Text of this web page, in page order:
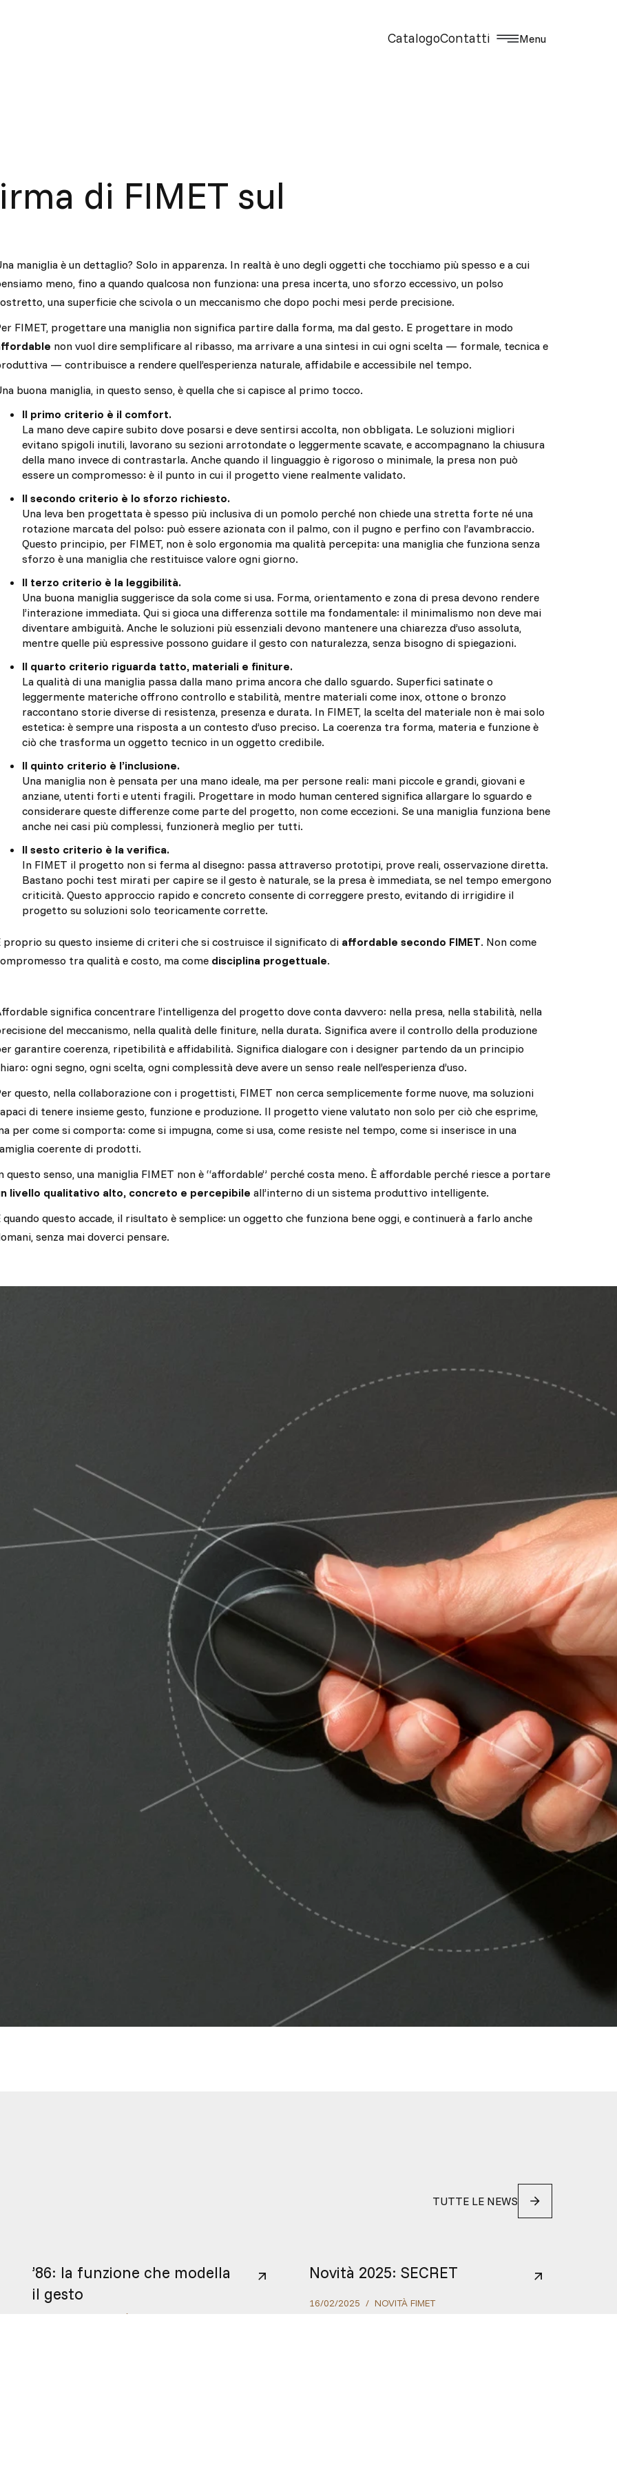
CatalogoContatti Menu
di FIMET sul
maniglia è un dettaglio? Solo in apparenza. In realtà è uno degli oggetti che tocchiamo più spesso e a cui
meno, fino a quando qualcosa non funziona: una presa incerta, uno sforzo eccessivo, un polso
una superficie che scivola o un meccanismo che dopo pochi mesi perde precisione.
FIMET, progettare una maniglia non significa partire dalla forma, ma dal gesto. E progettare in modo
non vuol dire semplificare al ribasso, ma arrivare a una sintesi in cui ogni scelta — formale, tecnica e
— contribuisce a rendere quell’esperienza naturale, affidabile e accessibile nel tempo.
buona maniglia, in questo senso, è quella che si capisce al primo tocco.
Il primo criterio è il comfort.
La mano deve capire subito dove posarsi e deve sentirsi accolta, non obbligata. Le soluzioni migliori
evitano spigoli inutili, lavorano su sezioni arrotondate o leggermente scavate, e accompagnano la chiusura
della mano invece di contrastarla. Anche quando il linguaggio è rigoroso o minimale, la presa non può
essere un compromesso: è il punto in cui il progetto viene realmente validato.
Il secondo criterio è lo sforzo richiesto.
Una leva ben progettata è spesso più inclusiva di un pomolo perché non chiede una stretta forte né una
rotazione marcata del polso: può essere azionata con il palmo, con il pugno e perfino con l’avambraccio.
Questo principio, per FIMET, non è solo ergonomia ma qualità percepita: una maniglia che funziona senza
sforzo è una maniglia che restituisce valore ogni giorno.
Il terzo criterio è la leggibilità.
Una buona maniglia suggerisce da sola come si usa. Forma, orientamento e zona di presa devono rendere
l’interazione immediata. Qui si gioca una differenza sottile ma fondamentale: il minimalismo non deve mai
diventare ambiguità. Anche le soluzioni più essenziali devono mantenere una chiarezza d’uso assoluta,
mentre quelle più espressive possono guidare il gesto con naturalezza, senza bisogno di spiegazioni.
Il quarto criterio riguarda tatto, materiali e finiture.
La qualità di una maniglia passa dalla mano prima ancora che dallo sguardo. Superfici satinate o
leggermente materiche offrono controllo e stabilità, mentre materiali come inox, ottone o bronzo
raccontano storie diverse di resistenza, presenza e durata. In FIMET, la scelta del materiale non è mai solo
estetica: è sempre una risposta a un contesto d’uso preciso. La coerenza tra forma, materia e funzione è
ciò che trasforma un oggetto tecnico in un oggetto credibile.
Il quinto criterio è l’inclusione.
Una maniglia non è pensata per una mano ideale, ma per persone reali: mani piccole e grandi, giovani e
anziane, utenti forti e utenti fragili. Progettare in modo human centered significa allargare lo sguardo e
considerare queste differenze come parte del progetto, non come eccezioni. Se una maniglia funziona bene
anche nei casi più complessi, funzionerà meglio per tutti.
Il sesto criterio è la verifica.
In FIMET il progetto non si ferma al disegno: passa attraverso prototipi, prove reali, osservazione diretta.
Bastano pochi test mirati per capire se il gesto è naturale, se la presa è immediata, se nel tempo emergono
criticità. Questo approccio rapido e concreto consente di correggere presto, evitando di irrigidire il
progetto su soluzioni solo teoricamente corrette.
proprio su questo insieme di criteri che si costruisce il significato di affordable secondo FIMET. Non come
tra qualità e costo, ma come disciplina progettuale.
significa concentrare l’intelligenza del progetto dove conta davvero: nella presa, nella stabilità, nella
del meccanismo, nella qualità delle finiture, nella durata. Significa avere il controllo della produzione
garantire coerenza, ripetibilità e affidabilità. Significa dialogare con i designer partendo da un principio
ogni segno, ogni scelta, ogni complessità deve avere un senso reale nell’esperienza d’uso.
questo, nella collaborazione con i progettisti, FIMET non cerca semplicemente forme nuove, ma soluzioni
di tenere insieme gesto, funzione e produzione. Il progetto viene valutato non solo per ciò che esprime,
per come si comporta: come si impugna, come si usa, come resiste nel tempo, come si inserisce in una
coerente di prodotti.
questo senso, una maniglia FIMET non è “affordable” perché costa meno. È affordable perché riesce a portare
livello qualitativo alto, concreto e percepibileall’interno di un sistema produttivo intelligente.
quando questo accade, il risultato è semplice: un oggetto che funziona bene oggi, e continuerà a farlo anche
senza mai doverci pensare.
TUTTE LE NEWS
’86: la funzione che modella
il gesto
Novità 2025: SECRET
16/02/2025 / NOVITÀ FIMET